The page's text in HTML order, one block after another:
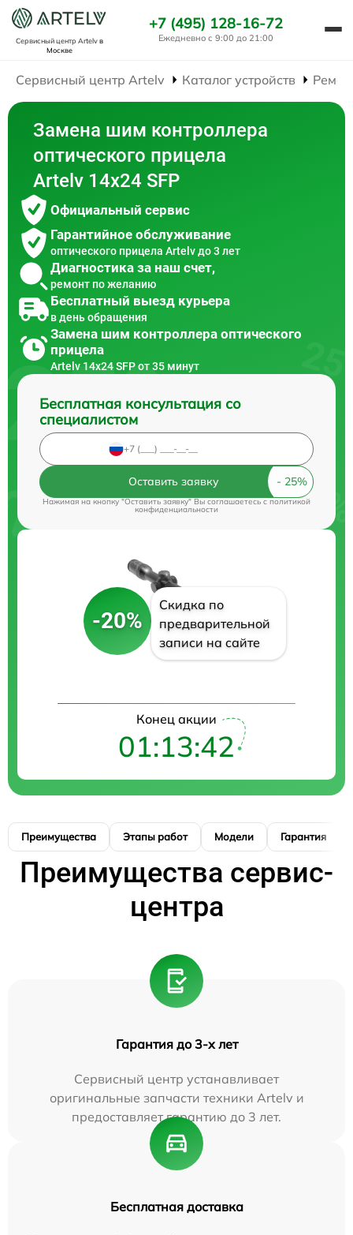
Сервисный центр Artelvв
Москве
+7 (495) 128-16-72
Ежедневно с 9:00 до 21:00
Сервисный центр Artelv Каталог устройств
Замена шим контроллера
оптического прицела
Artelv 14x24 SFP
Официальный сервис
Гарантийное обслуживание
оптического прицела Artelv до 3 лет
Диагностика за наш счет,
ремонт по желанию
Бесплатный выезд курьера
в день обращения
Замена шим контроллера оптического
прицела
Artelv 14x24 SFP от 35 минут
Бесплатная консультация со
специалистом
Оставить заявку
Нажимая на кнопку "Оставить заявку" Вы соглашаетесь cполитикой
конфиденциальности
-20%
Скидка по
предварительной
записи на сайте
Конец акции
01:13:41
Преимущества Этапы работ Модели Гарантия
Преимущества сервис-
центра
Гарантия до 3-х лет
Сервисный центр устанавливает
оригинальные запчасти техники Artelv и
предоставляет гарантию до 3 лет.
Бесплатная доставка